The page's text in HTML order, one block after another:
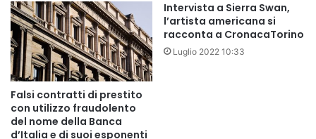
Falsi contratti di prestito
con utilizzo fraudolento
del nome della Banca
d’Italia e di suoi esponenti
Intervista a Sierra Swan,
l’artista americana si
racconta a CronacaTorino
Luglio 2022 10:33